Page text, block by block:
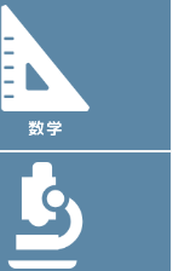
数学